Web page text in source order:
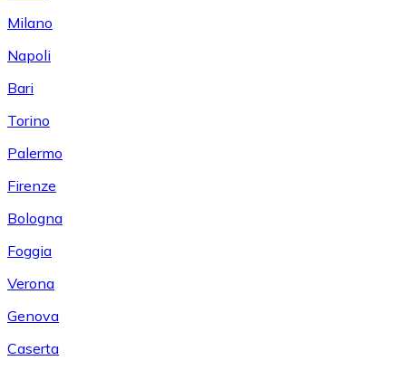
Milano
Napoli
Bari
Torino
Palermo
Firenze
Bologna
Foggia
Verona
Genova
Caserta